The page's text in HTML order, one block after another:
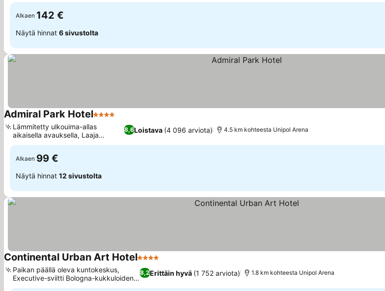
Alkaen 142 €
Näytä hinnat 6 sivustolta
Admiral Park Hotel4 Tähtiluokitus
8,6Loistava (4 096 arviota)
Lämmitetty ulkouima-allas
aikaisella avauksella, Laaja
puistoalue
4.5 km kohteesta Unipol Arena
Alkaen 99 €
Näytä hinnat 12 sivustolta
Continental Urban Art Hotel4 Tähtiluokitus
8,2Erittäin hyvä (1 752 arviota)
Paikan päällä oleva kuntokeskus,
Executive-sviitti Bologna-kukkuloiden
näköalalla
1.8 km kohteesta Unipol Arena